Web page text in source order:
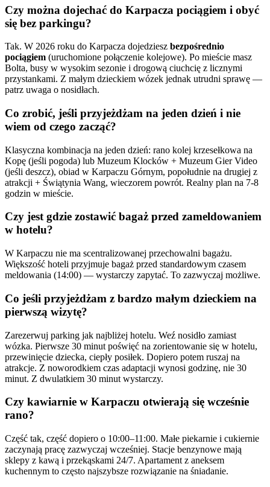
Czy można dojechać do Karpacza pociągiem i obyć
się bez parkingu?
Tak. W 2026 roku do Karpacza dojedziesz bezpośrednio
pociągiem (uruchomione połączenie kolejowe). Po mieście masz
Bolta, busy w wysokim sezonie i drogową ciuchcię z licznymi
przystankami. Z małym dzieckiem wózek jednak utrudni sprawę —
patrz uwaga o nosidłach.
Co zrobić, jeśli przyjeżdżam na jeden dzień i nie
wiem od czego zacząć?
Klasyczna kombinacja na jeden dzień: rano kolej krzesełkowa na
Kopę (jeśli pogoda) lub Muzeum Klocków + Muzeum Gier Video
(jeśli deszcz), obiad w Karpaczu Górnym, popołudnie na drugiej z
atrakcji + Świątynia Wang, wieczorem powrót. Realny plan na 7-8
godzin w mieście.
Czy jest gdzie zostawić bagaż przed zameldowaniem
w hotelu?
W Karpaczu nie ma scentralizowanej przechowalni bagażu.
Większość hoteli przyjmuje bagaż przed standardowym czasem
meldowania (14:00) — wystarczy zapytać. To zazwyczaj możliwe.
Co jeśli przyjeżdżam z bardzo małym dzieckiem na
pierwszą wizytę?
Zarezerwuj parking jak najbliżej hotelu. Weź nosidło zamiast
wózka. Pierwsze 30 minut poświęć na zorientowanie się w hotelu,
przewinięcie dziecka, ciepły posiłek. Dopiero potem ruszaj na
atrakcje. Z noworodkiem czas adaptacji wynosi godzinę, nie 30
minut. Z dwulatkiem 30 minut wystarczy.
Czy kawiarnie w Karpaczu otwierają się wcześnie
rano?
Część tak, część dopiero o 10:00–11:00. Małe piekarnie i cukiernie
zaczynają pracę zazwyczaj wcześniej. Stacje benzynowe mają
sklepy z kawą i przekąskami 24/7. Apartament z aneksem
kuchennym to często najszybsze rozwiązanie na śniadanie.